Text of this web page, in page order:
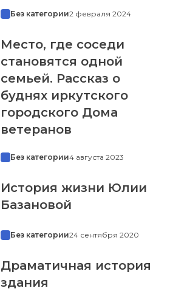
Без категории2 февраля 2024
Место, где соседи
становятся одной
семьей. Рассказ о
буднях иркутского
городского Дома
ветеранов
Без категории4 августа 2023
История жизни Юлии
Базановой
Без категории24 сентября 2020
Драматичная история
здания